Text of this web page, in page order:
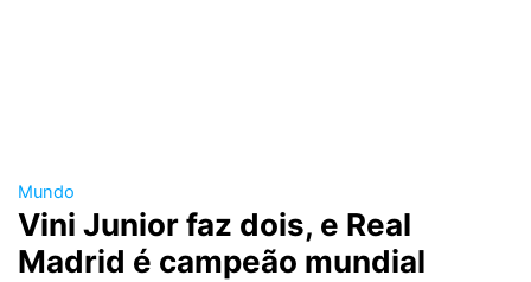
Mundo
Vini Junior faz dois, e Real
Madrid é campeão mundial